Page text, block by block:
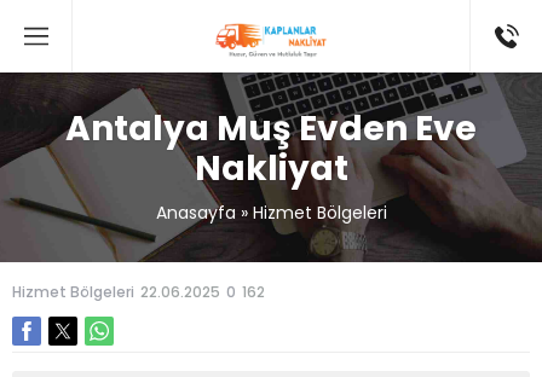
Antalya Muş Evden Eve
Nakliyat
Anasayfa» Hizmet Bölgeleri
Hizmet Bölgeleri 22.06.2025 0 162